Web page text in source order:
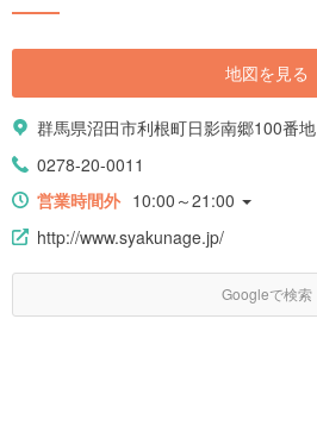
地図を見る
群馬県沼田市利根町日影南郷100番地
0278-20-0011
営業時間外 10:00～21:00
http://www.syakunage.jp/
Googleで検索